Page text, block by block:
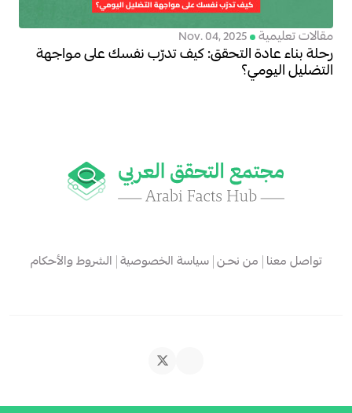
مقالات تعليمية Nov. 04, 2025
رحلة بناء عادة التحقق: كيف تدرّب نفسك على مواجهة
التضليل اليومي؟
تواصل معنا من نحـن سياسة الخصوصية الشروط والأحكام